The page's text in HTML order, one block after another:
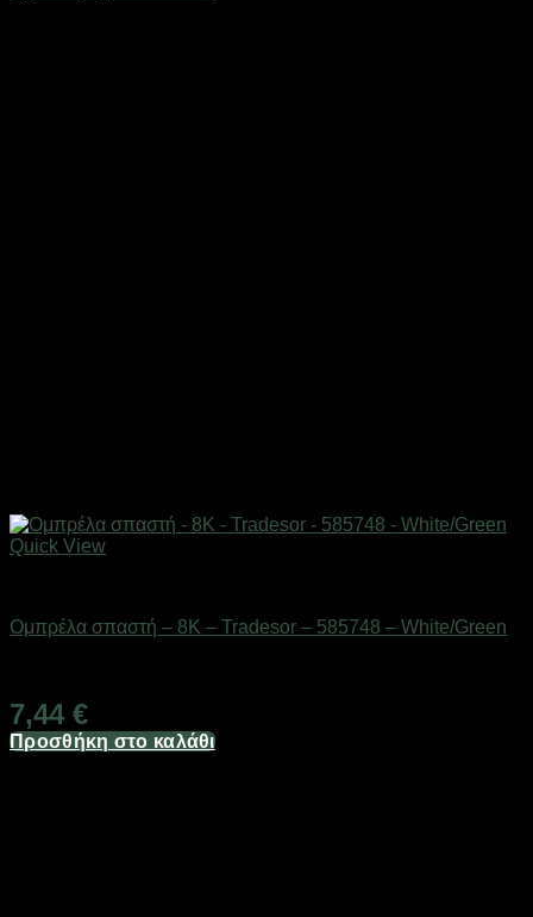
Quick View
Ομπρέλα σπαστή – 8K – Tradesor – 585748 – White/Green
7,44 €
Προσθήκη στο καλάθι